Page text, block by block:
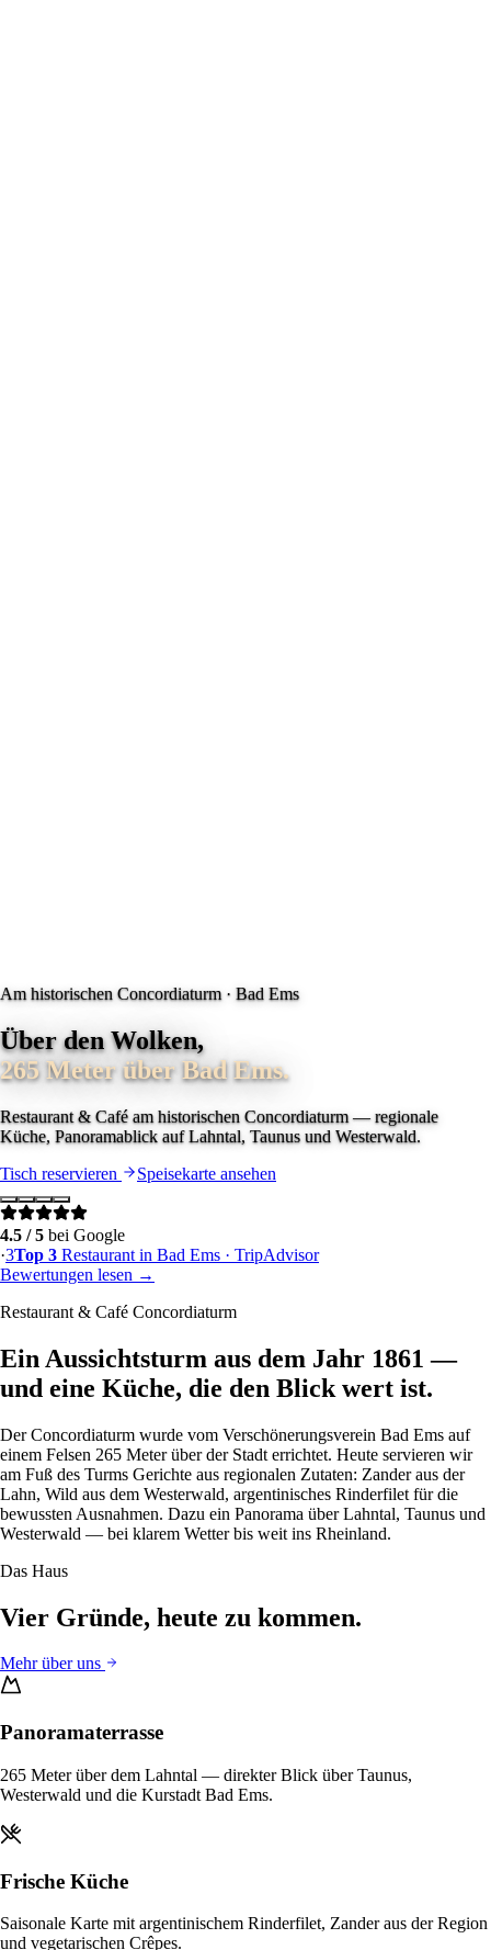
Am historischen Concordiaturm · Bad Ems
Über den Wolken,
265 Meter über Bad Ems.
Restaurant & Café am historischen Concordiaturm — regionale
Küche, Panoramablick auf Lahntal, Taunus und Westerwald.
Tisch reservieren
Speisekarte ansehen
4.5 / 5 bei Google
·3Top 3 Restaurant in Bad Ems · TripAdvisor
Bewertungen lesen →
Restaurant & Café Concordiaturm
Ein Aussichtsturm aus dem Jahr 1861 —
und eine Küche, die den Blick wert ist.
Der Concordiaturm wurde vom Verschönerungsverein Bad Ems auf
einem Felsen 265 Meter über der Stadt errichtet. Heute servieren wir
am Fuß des Turms Gerichte aus regionalen Zutaten: Zander aus der
Lahn, Wild aus dem Westerwald, argentinisches Rinderfilet für die
bewussten Ausnahmen. Dazu ein Panorama über Lahntal, Taunus und
Westerwald — bei klarem Wetter bis weit ins Rheinland.
Das Haus
Vier Gründe, heute zu kommen.
Mehr über uns
Panoramaterrasse
265 Meter über dem Lahntal — direkter Blick über Taunus,
Westerwald und die Kurstadt Bad Ems.
Frische Küche
Saisonale Karte mit argentinischem Rinderfilet, Zander aus der Region
und vegetarischen Crêpes.